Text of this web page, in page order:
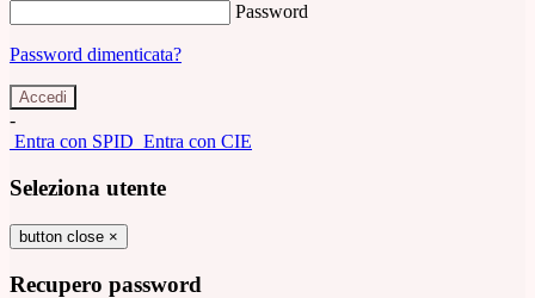
Password
Password dimenticata?
-
Entra con SPID Entra con CIE
Seleziona utente
button close ×
Recupero password